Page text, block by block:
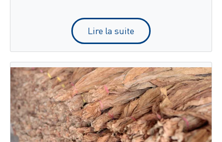
Lire la suite